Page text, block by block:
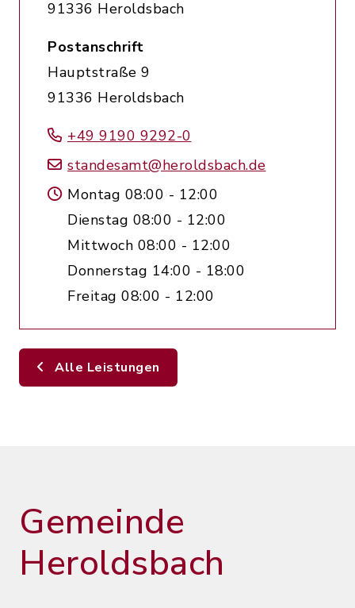
91336 Heroldsbach
Postanschrift
Hauptstraße 9
91336 Heroldsbach
+49 9190 9292-0
standesamt@heroldsbach.de
Montag 08:00 - 12:00
Dienstag 08:00 - 12:00
Mittwoch 08:00 - 12:00
Donnerstag 14:00 - 18:00
Freitag 08:00 - 12:00
Alle Leistungen
Gemeinde
Heroldsbach